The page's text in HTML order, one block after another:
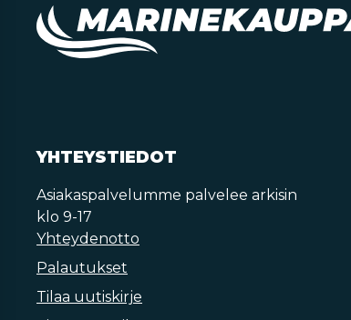
YHTEYSTIEDOT
Asiakaspalvelumme palvelee arkisin
klo 9-17
Yhteydenotto
Palautukset
Tilaa uutiskirje